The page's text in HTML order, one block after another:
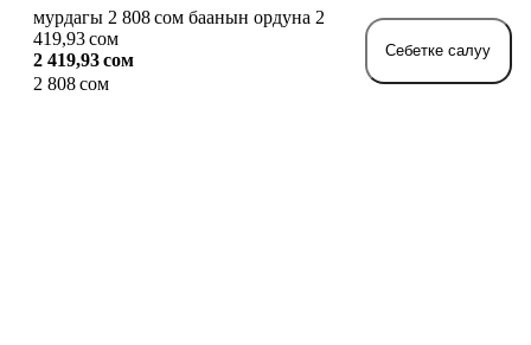
мурдагы 2 808 сом баанын ордуна 2
419,93 сом
2 419,93 сом
2 808 сом
Себетке салуу